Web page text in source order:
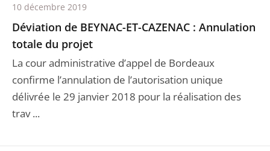
Déviation de BEYNAC-ET-CAZENAC : Annulation
totale du projet
La cour administrative d’appel de Bordeaux
confirme l’annulation de l’autorisation unique
délivrée le 29 janvier 2018 pour la réalisation des
trav ...
10 décembre 2019